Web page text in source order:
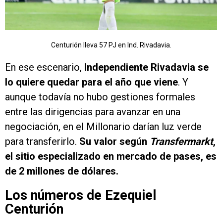
Centurión lleva 57 PJ en Ind. Rivadavia.
En ese escenario, Independiente Rivadavia se
lo quiere quedar para el año que viene. Y
aunque todavía no hubo gestiones formales
entre las dirigencias para avanzar en una
negociación, en el Millonario darían luz verde
para transferirlo. Su valor según Transfermarkt,
el sitio especializado en mercado de pases, es
de 2 millones de dólares.
Los números de Ezequiel
Centurión